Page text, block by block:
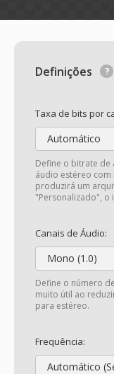
Definições
Taxa de bits por
Automático
Define o bitrate de
áudio estéreo
produzirá um
"Personalizado", o
Canais de Áudio:
Mono (1.0)
Define o número
muito útil ao
para estéreo.
Frequência:
Automático